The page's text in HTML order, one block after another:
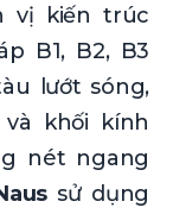
vị kiến trúc
B1, B2, B3
lướt sóng,
khối kính
nét ngang
sử dụng